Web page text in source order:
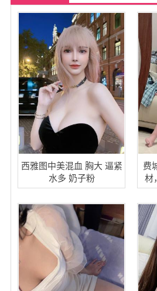
西雅图中美混血 胸大 逼紧
水多 奶子粉
费
材